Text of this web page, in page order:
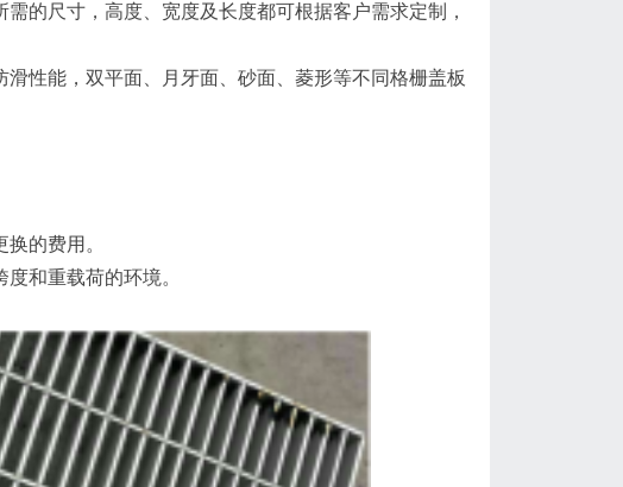
的尺寸，高度、宽度及长度都可根据客户需求定制，
性能，双平面、月牙面、砂面、菱形等不同格栅盖板
的费用。
和重载荷的环境。